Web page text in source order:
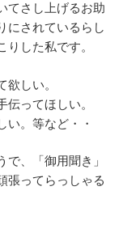
てさし上げるお助
にされているらし
した私です。
しい。
てほしい。
。等など・・
、「御用聞き」
張ってらっしゃる